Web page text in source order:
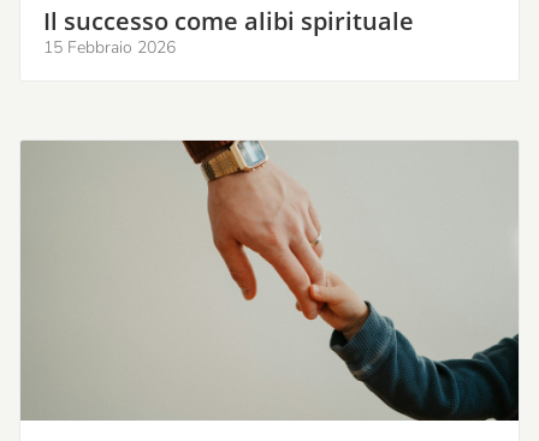
Il successo come alibi spirituale
15 Febbraio 2026